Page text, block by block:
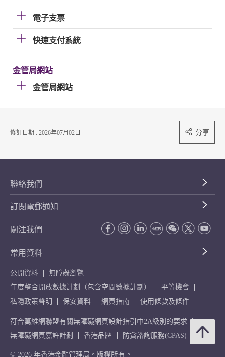
電子支票
快速支付系統
金管局網站
金管局網站
修訂日期 : 2026年07月02日 分享
聯絡我們
訂閱電郵通知
關注我們
常用資料
公開資料
無障礙瀏覽
年度整合開放數據計劃（包含空間數據計劃）
平等機會
私隱政策聲明
保安資料 網頁指南 使用條款及條件
符合萬維網聯盟有關無障礙網頁設計指引中2A級別的要求
無障礙網頁嘉許計劃
香港品牌 防貪諮詢服務(CPAS)
© 2026 年香港金融管理局。版權所有。